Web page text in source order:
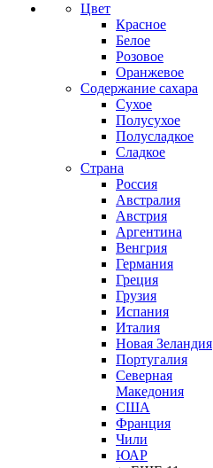
Цвет
Красное
Белое
Розовое
Оранжевое
Содержание сахара
Сухое
Полусухое
Полусладкое
Сладкое
Страна
Россия
Австралия
Австрия
Аргентина
Венгрия
Германия
Греция
Грузия
Испания
Италия
Новая Зеландия
Португалия
Северная
Македония
США
Франция
Чили
ЮАР